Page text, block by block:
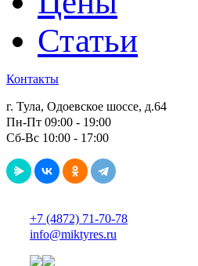
Статьи
Контакты
г. Тула, Одоевское шоссе, д.64
Пн-Пт 09:00 - 19:00
Сб-Вс 10:00 - 17:00
+7 (4872) 71-70-78
info@miktyres.ru